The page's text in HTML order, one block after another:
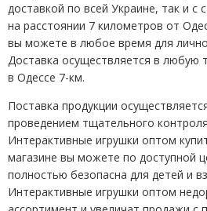
доставкой по всей Украине, так и с
на расстоянии 7 километров от
вы можете в любое время для
Доставка осуществляется в любую
в Одессе 7-км.
Поставка продукции
проведением тщательного
Интерактивные игрушки оптом
магазине вы можете по доступной
полностью безопасна для детей и
Интерактивные игрушки оптом